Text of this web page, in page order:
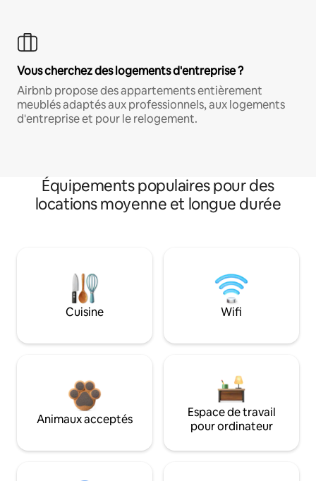
Vous cherchez des logements d'entreprise ?
Airbnb propose des appartements entièrement
meublés adaptés aux professionnels, aux logements
d'entreprise et pour le relogement.
Équipements populaires pour des
locations moyenne et longue durée
Cuisine Wifi
Animaux acceptés
Espace de travail
pour ordinateur